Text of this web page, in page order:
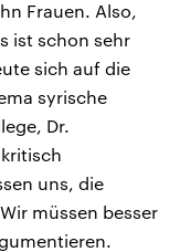
Frauen. Also,
ist schon sehr
sich auf die
syrische
Dr.
uns, die
müssen besser